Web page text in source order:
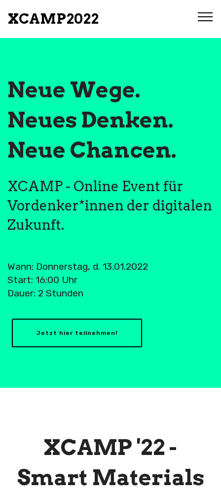
XCAMP2022
Neue Wege.
Neues Denken.
Neue Chancen.
XCAMP - Online Event für
Vordenker*innen der digitalen
Zukunft.
Wann: Donnerstag, d. 13.01.2022
Start: 16:00 Uhr
Dauer: 2 Stunden
Jetzt hier teilnehmen!
XCAMP '22 -
Smart Materials